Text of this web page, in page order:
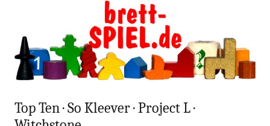
Top Ten · So Kleever · Project L ·